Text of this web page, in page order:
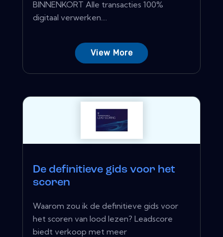
BINNENKORT Alle transacties 100%
digitaal verwerken....
View More
De definitieve gids voor het
scoren
Waarom zou ik de definitieve gids voor
het scoren van lood lezen? Leadscore
biedt verkoop met meer